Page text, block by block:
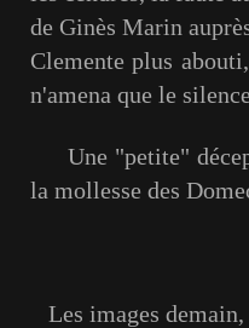
de Ginès Marin
Clemente plus
n'amena que le
Une "petite"
la mollesse des
Gilbert
Les images demain,